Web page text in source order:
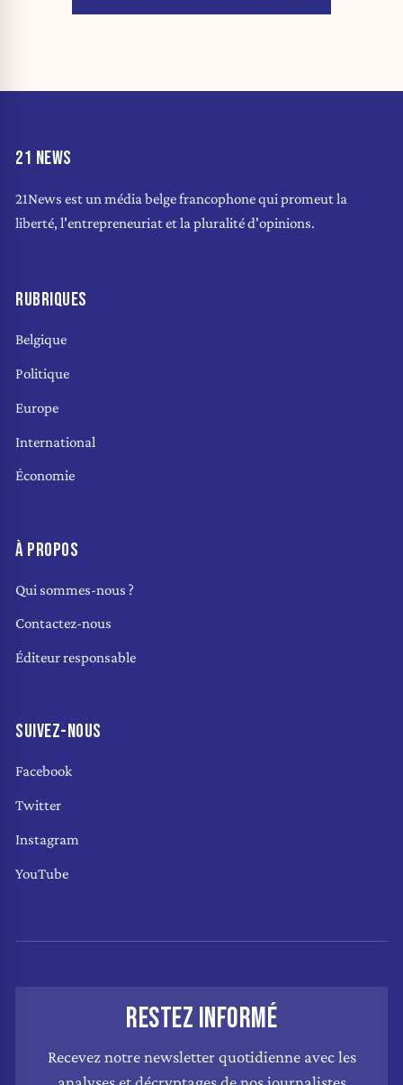
21 NEWS
21News est un média belge francophone qui promeut la
liberté, l'entrepreneuriat et la pluralité d'opinions.
RUBRIQUES
Belgique
Politique
Europe
International
Économie
À PROPOS
Qui sommes-nous ?
Contactez-nous
Éditeur responsable
SUIVEZ-NOUS
Facebook
Twitter
Instagram
YouTube
RESTEZ INFORMÉ
Recevez notre newsletter quotidienne avec les